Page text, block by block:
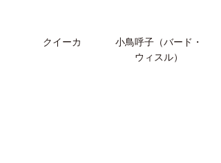
クイーカ
小鳥呼子（バード・
ウィスル）